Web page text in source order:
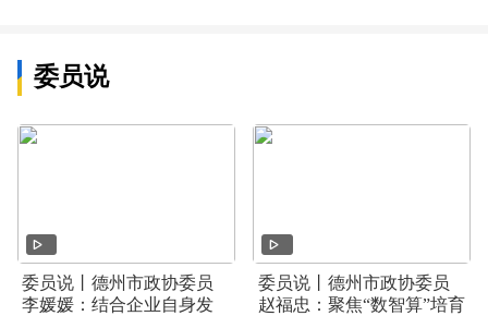
委员说
委员说丨德州市政协委员
李媛媛：结合企业自身发
委员说丨德州市政协委员
赵福忠：聚焦“数智算”培育